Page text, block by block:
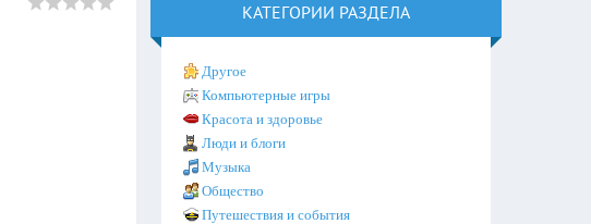
КАТЕГОРИИ РАЗДЕЛА
Другое
Компьютерные игры
Красота и здоровье
Люди и блоги
Музыка
Общество
Путешествия и события